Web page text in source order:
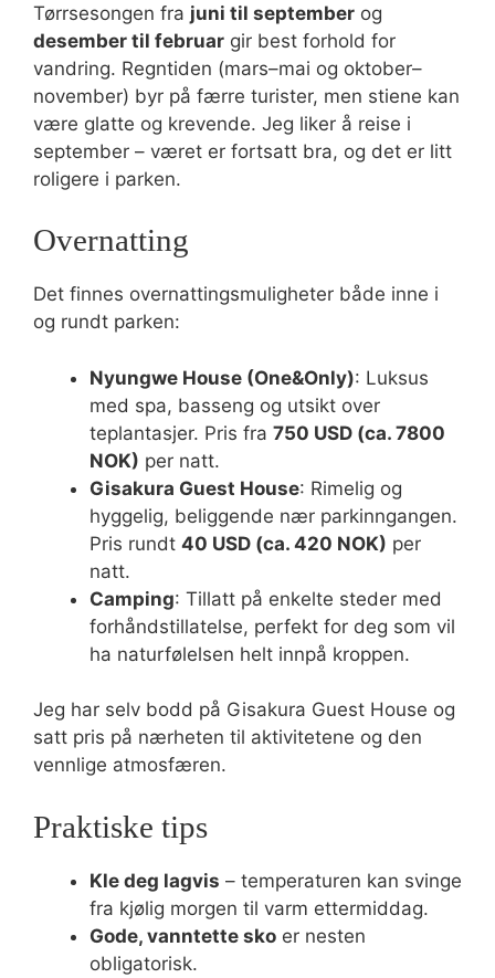
Tørrsesongen fra juni til september og
desember til februar gir best forhold for
vandring. Regntiden (mars–mai og oktober–
november) byr på færre turister, men stiene kan
være glatte og krevende. Jeg liker å reise i
september – været er fortsatt bra, og det er litt
roligere i parken.
Overnatting
Det finnes overnattingsmuligheter både inne i
og rundt parken:
Nyungwe House (One&Only): Luksus
med spa, basseng og utsikt over
teplantasjer. Pris fra 750 USD (ca. 7800
NOK) per natt.
Gisakura Guest House: Rimelig og
hyggelig, beliggende nær parkinngangen.
Pris rundt 40 USD (ca. 420 NOK) per
natt.
Camping: Tillatt på enkelte steder med
forhåndstillatelse, perfekt for deg som vil
ha naturfølelsen helt innpå kroppen.
Jeg har selv bodd på Gisakura Guest House og
satt pris på nærheten til aktivitetene og den
vennlige atmosfæren.
Praktiske tips
Kle deg lagvis – temperaturen kan svinge
fra kjølig morgen til varm ettermiddag.
Gode, vanntette sko er nesten
obligatorisk.